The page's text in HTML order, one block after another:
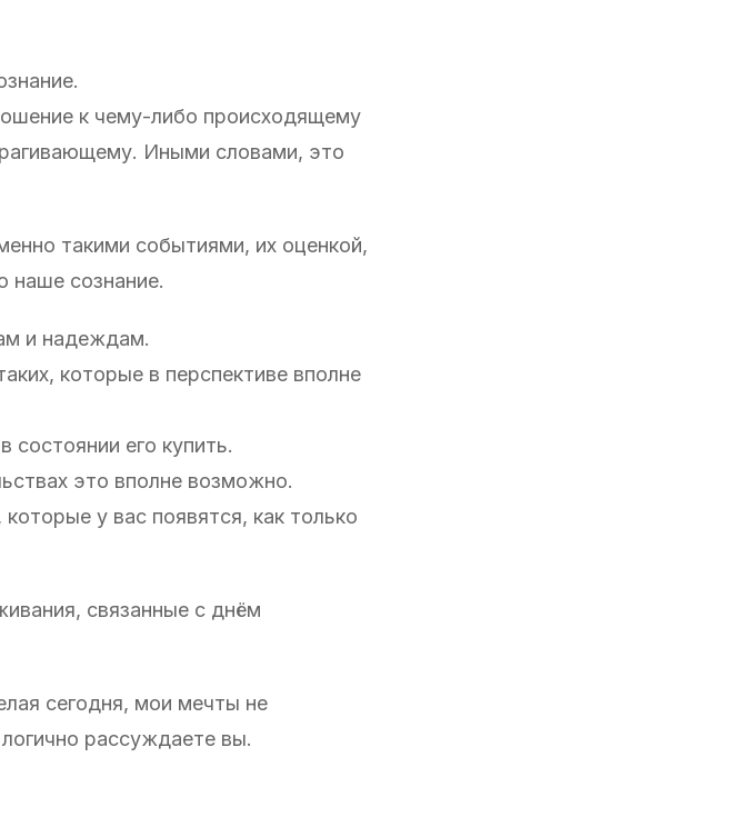
к чему-либо происходящему
Иными словами, это
такими событиями, их оценкой,
наше сознание.
и надеждам.
которые в перспективе вполне
его купить.
это вполне возможно.
у вас появятся, как только
связанные с днём
сегодня, мои мечты не
рассуждаете вы.